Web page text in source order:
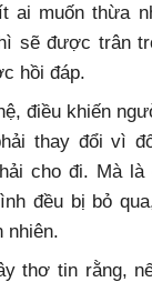
ai muốn thừa
sẽ được trân
hồi đáp.
điều khiến
thay đổi vì
cho đi. Mà
đều bị bỏ
nhiên.
thơ tin rằng,